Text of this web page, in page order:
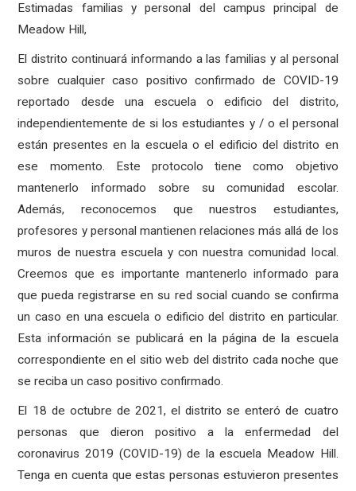
Estimadas familias y personal del campus principal de
Meadow Hill,
El distrito continuará informando a las familias y al personal
sobre cualquier caso positivo confirmado de COVID-19
reportado desde una escuela o edificio del distrito,
independientemente de si los estudiantes y / o el personal
están presentes en la escuela o el edificio del distrito en
ese momento. Este protocolo tiene como objetivo
mantenerlo informado sobre su comunidad escolar.
Además, reconocemos que nuestros estudiantes,
profesores y personal mantienen relaciones más allá de los
muros de nuestra escuela y con nuestra comunidad local.
Creemos que es importante mantenerlo informado para
que pueda registrarse en su red social cuando se confirma
un caso en una escuela o edificio del distrito en particular.
Esta información se publicará en la página de la escuela
correspondiente en el sitio web del distrito cada noche que
se reciba un caso positivo confirmado.
El 18 de octubre de 2021, el distrito se enteró de cuatro
personas que dieron positivo a la enfermedad del
coronavirus 2019 (COVID-19) de la escuela Meadow Hill.
Tenga en cuenta que estas personas estuvieron presentes